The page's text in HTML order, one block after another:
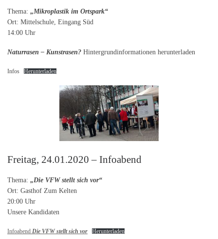
Thema: „Mikroplastik im Ortspark“
Ort: Mittelschule, Eingang Süd
14:00 Uhr
Naturrasen – Kunstrasen? Hintergrundinformationen herunterladen
Infos Herunterladen
Freitag, 24.01.2020 – Infoabend
Thema: „Die VFW stellt sich vor“
Ort: Gasthof Zum Kelten
20:00 Uhr
Unsere Kandidaten
Infoabend Die VFW stellt sich vor Herunterladen